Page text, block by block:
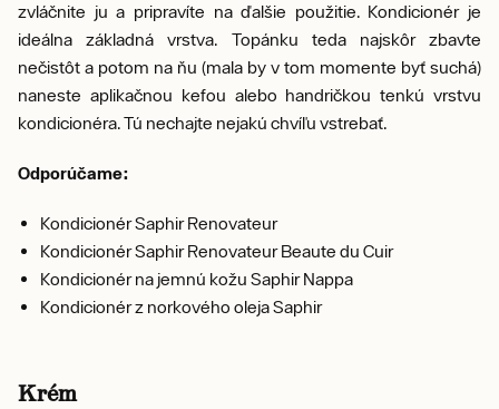
zvláčnite ju a pripravíte na ďalšie použitie. Kondicionér je
ideálna základná vrstva. Topánku teda najskôr zbavte
nečistôt a potom na ňu (mala by v tom momente byť suchá)
naneste aplikačnou kefou alebo handričkou tenkú vrstvu
kondicionéra. Tú nechajte nejakú chvíľu vstrebať.
Odporúčame:
Kondicionér Saphir Renovateur
Kondicionér Saphir Renovateur Beaute du Cuir
Kondicionér na jemnú kožu Saphir Nappa
Kondicionér z norkového oleja Saphir
Krém